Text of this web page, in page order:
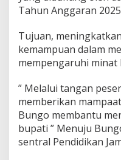
Tahun Anggaran
Tujuan,
kemampuan dalam
mempengaruhi minat
” Melalui tangan
memberikan
Bungo membantu
bupati ” Menuju
sentral Pendidikan